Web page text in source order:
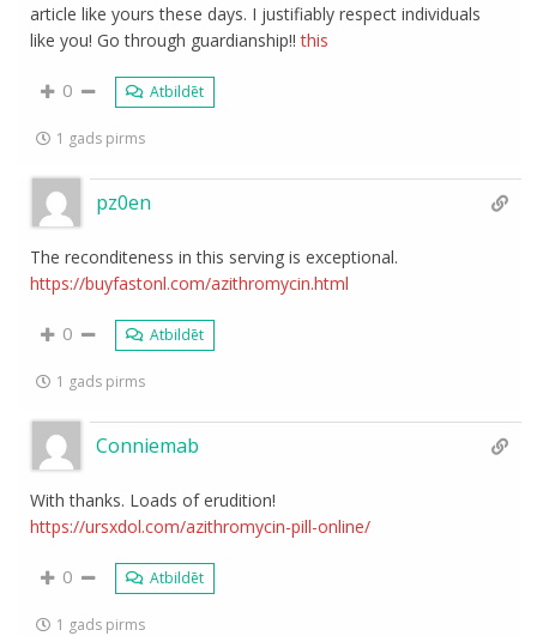
article like yours these days. I justifiably respect individuals
like you! Go through guardianship!!this
0 Atbildēt
1 gads pirms
pz0en
The reconditeness in this serving is exceptional.
https://buyfastonl.com/azithromycin.html
0 Atbildēt
1 gads pirms
Conniemab
With thanks. Loads of erudition!
https://ursxdol.com/azithromycin-pill-online/
0 Atbildēt
1 gads pirms